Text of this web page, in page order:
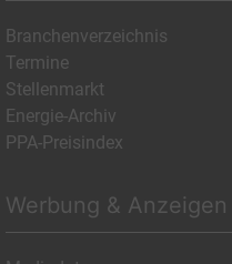
Branchenverzeichnis
Termine
Stellenmarkt
Energie-Archiv
PPA-Preisindex
Werbung & Anzeigen